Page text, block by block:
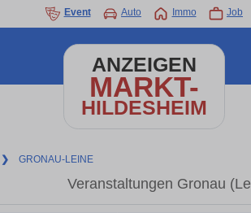
Event Auto Immo Job
ANZEIGEN
MARKT-
HILDESHEIM
❯ GRONAU-LEINE
Veranstaltungen Gronau